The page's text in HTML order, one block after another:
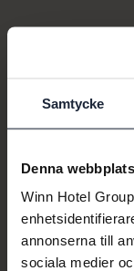
Samtycke
Denna
Winn Hotel
annonserna till
sociala medier